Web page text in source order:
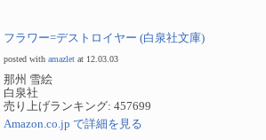
フラワー=デストロイヤー (白泉社文庫)
posted with amazlet at 12.03.03
那州 雪絵
白泉社
売り上げランキング: 457699
Amazon.co.jp で詳細を見る